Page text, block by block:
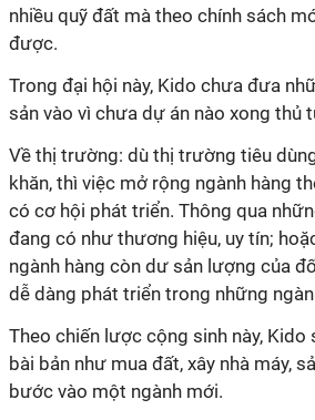
nhiều quỹ đất mà theo chính sách
được.
Trong đại hội này, Kido chưa đưa
sản vào vì chưa dự án nào xong thủ
Về thị trường: dù thị trường tiêu
khăn, thì việc mở rộng ngành hàng
có cơ hội phát triển. Thông qua
đang có như thương hiệu, uy tín;
ngành hàng còn dư sản lượng của
dễ dàng phát triển trong những
Theo chiến lược cộng sinh này, Kido
bài bản như mua đất, xây nhà máy,
bước vào một ngành mới.